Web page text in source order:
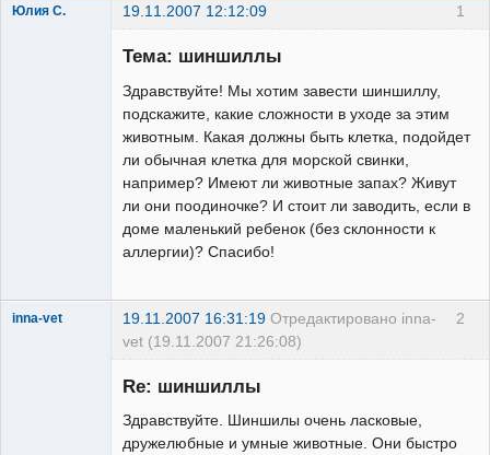
1
Юлия С. 19.11.2007 12:12:09
Зарегистрированный
Тема: шиншиллы
Здравствуйте! Мы хотим завести шиншиллу,
подскажите, какие сложности в уходе за этим
животным. Какая должны быть клетка, подойдет
ли обычная клетка для морской свинки,
например? Имеют ли животные запах? Живут
ли они поодиночке? И стоит ли заводить, если в
доме маленький ребенок (без склонности к
аллергии)? Спасибо!
2
inna-vet 19.11.2007 16:31:19 Отредактировано inna-
vet (19.11.2007 21:26:08)
Зарегистрированный
Re: шиншиллы
Здравствуйте. Шиншилы очень ласковые,
дружелюбные и умные животные. Они быстро